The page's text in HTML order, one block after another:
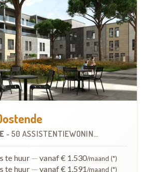
- 50 ASSISTENTIEWONINGEN
te huur — vanaf € 1.530/maand (*)
te huur — vanaf € 1.591/maand (*)